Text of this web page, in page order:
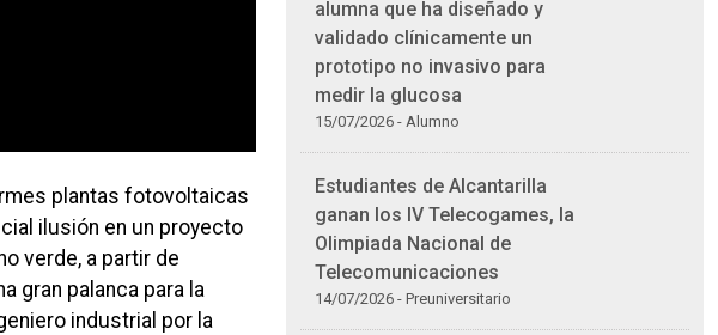
plantas fotovoltaicas
ilusión en un proyecto
verde, a partir de
gran palanca para la
industrial por la
alumna que ha diseñado y
validado clínicamente un
prototipo no invasivo para
medir la glucosa
15/07/2026 - Alumno
Estudiantes de Alcantarilla
ganan los IV Telecogames, la
Olimpiada Nacional de
Telecomunicaciones
14/07/2026 - Preuniversitario